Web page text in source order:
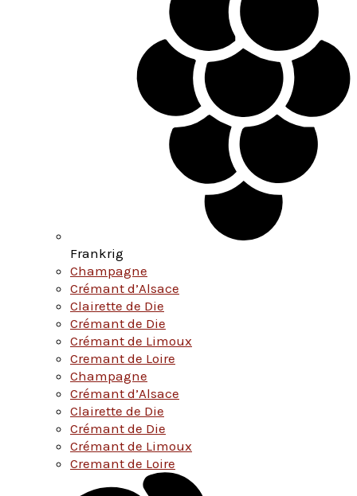
Frankrig
Champagne
Crémant d’Alsace
Clairette de Die
Crémant de Die
Crémant de Limoux
Cremant de Loire
Champagne
Crémant d’Alsace
Clairette de Die
Crémant de Die
Crémant de Limoux
Cremant de Loire